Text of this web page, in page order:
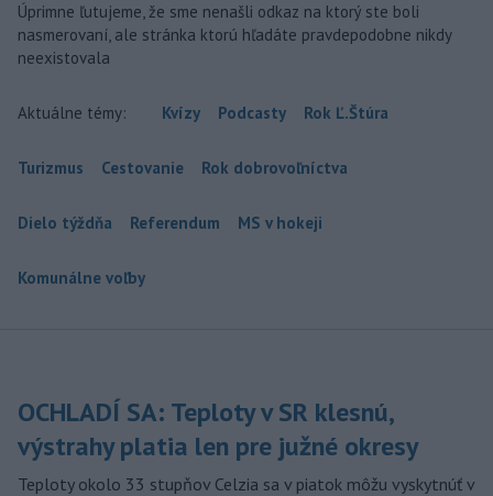
Úprimne ľutujeme, že sme nenašli odkaz na ktorý ste boli
nasmerovaní, ale stránka ktorú hľadáte pravdepodobne nikdy
neexistovala
Aktuálne témy: Kvízy Podcasty Rok Ľ.Štúra
Turizmus Cestovanie Rok dobrovoľníctva
Dielo týždňa Referendum MS v hokeji
Komunálne voľby
OCHLADÍ SA: Teploty v SR klesnú,
výstrahy platia len pre južné okresy
Teploty okolo 33 stupňov Celzia sa v piatok môžu vyskytnúť v